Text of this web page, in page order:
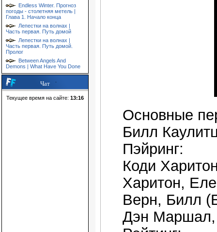
Endless Winter. Прогноз
погоды - столетняя метель |
Глава 1. Начало конца
Лепестки на волнах |
Часть первая. Путь домой
Лепестки на волнах |
Часть первая. Путь домой.
Пролог
Between Angels And
Demons | What Have You Done
Чат
Текущее время на сайте: 13:16
Основные
Билл
Пэйринг:
Коди
Харитон,
Верн, Билл
Дэн